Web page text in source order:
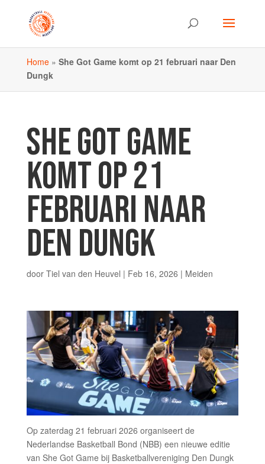
Home» She Got Game komt op 21 februari naar Den
Dungk
SHE GOT GAME
KOMT OP 21
FEBRUARI NAAR
DEN DUNGK
door Tiel van den Heuvel | Feb 16, 2026 | Meiden
Op zaterdag 21 februari 2026 organiseert de
Nederlandse Basketball Bond (NBB) een nieuwe editie
van She Got Game bij Basketballvereniging Den Dungk